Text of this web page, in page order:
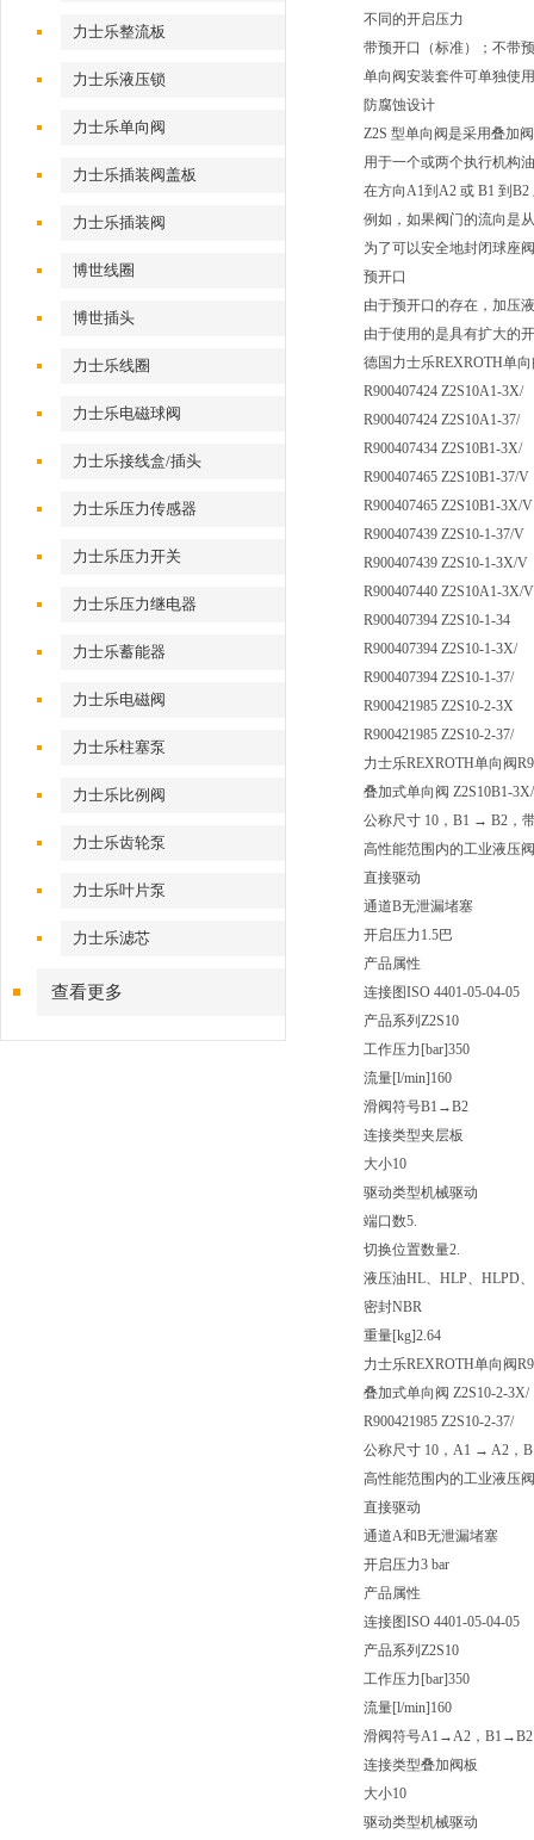
力士乐整流板
力士乐液压锁
力士乐单向阀
力士乐插装阀盖板
力士乐插装阀
博世线圈
博世插头
力士乐线圈
力士乐电磁球阀
力士乐接线盒/插头
力士乐压力传感器
力士乐压力开关
力士乐压力继电器
力士乐蓄能器
力士乐电磁阀
力士乐柱塞泵
力士乐比例阀
力士乐齿轮泵
力士乐叶片泵
力士乐滤芯
查看更多
不同的开启压力
带预开口（标准）；不带
单向阀安装套件可单独使用
防腐蚀设计
Z2S 型单向阀是采用叠加
用于一个或两个执行机构
在方向A1到A2 或 B1 到
例如，如果阀门的流向是
为了可以安全地封闭球座
预开口
由于预开口的存在，加压
由于使用的是具有扩大的
德国力士乐REXROTH单
R900407424 Z2S10A1-3X/
R900407424 Z2S10A1-37/
R900407434 Z2S10B1-3X/
R900407465 Z2S10B1-37/V
R900407465 Z2S10B1-3X/V
R900407439 Z2S10-1-37/V
R900407439 Z2S10-1-3X/V
R900407440 Z2S10A1-3X/V
R900407394 Z2S10-1-34
R900407394 Z2S10-1-3X/
R900407394 Z2S10-1-37/
R900421985 Z2S10-2-3X
R900421985 Z2S10-2-37/
力士乐REXROTH单向阀
叠加式单向阀 Z2S10B1-3X/
公称尺寸 10，B1 → B2，
高性能范围内的工业液压
直接驱动
通道B无泄漏堵塞
开启压力1.5巴
产品属性
连接图ISO 4401-05-04-05
产品系列 Z2S10
工作压力[bar]350
流量[l/min]160
滑阀符号B1→B2
连接类型夹层板
大小10
驱动类型机械驱动
端口数5.
切换位置数量2.
液压油HL、HLP、HLPD
密封NBR
重量[kg]2.64
力士乐REXROTH单向阀
叠加式单向阀 Z2S10-2-3X/
R900421985 Z2S10-2-37/
公称尺寸 10，A1 → A2，
高性能范围内的工业液压
直接驱动
通道A和B无泄漏堵塞
开启压力3 bar
产品属性
连接图ISO 4401-05-04-05
产品系列 Z2S10
工作压力[bar]350
流量[l/min]160
滑阀符号A1→A2，B1→B2
连接类型叠加阀板
大小10
驱动类型机械驱动